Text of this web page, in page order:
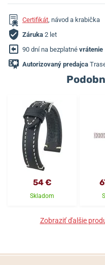
Certifikát, návod a krabička
Záruka 2 let
90 dní na bezplatné vrátenie
Autorizovaný predajca
54 €
Skladom
Zobraziť ďalšie